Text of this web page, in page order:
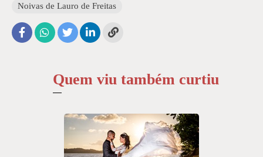
Noivas de Lauro de Freitas
Quem viu também curtiu